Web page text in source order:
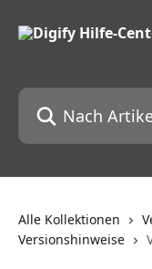
Nach Artikeln
Alle Kollektionen
Versionshinweise